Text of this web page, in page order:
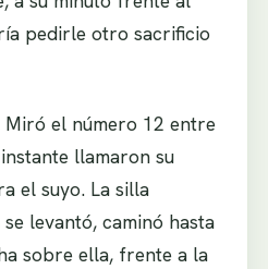
pedirle otro sacrificio
el número 12 entre
llamaron su
el suyo. La silla
levantó, caminó hasta
sobre ella, frente a la